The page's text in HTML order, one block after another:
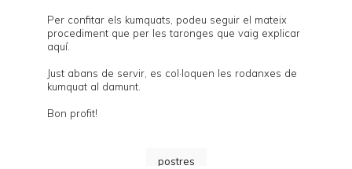
Per confitar els kumquats, podeu seguir el mateix
procediment que per les taronges que vaig explicar
aquí.
Just abans de servir, es col·loquen les rodanxes de
kumquat al damunt.
Bon profit!
postres